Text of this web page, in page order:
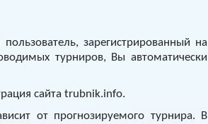
зарегистрированный на
турниров, Вы автоматически
сайта trubnik.info.
от прогнозируемого турнира. В